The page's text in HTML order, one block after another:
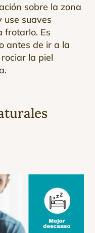
sobre la zona
use suaves
frotarlo. Es
antes de ir a la
la piel